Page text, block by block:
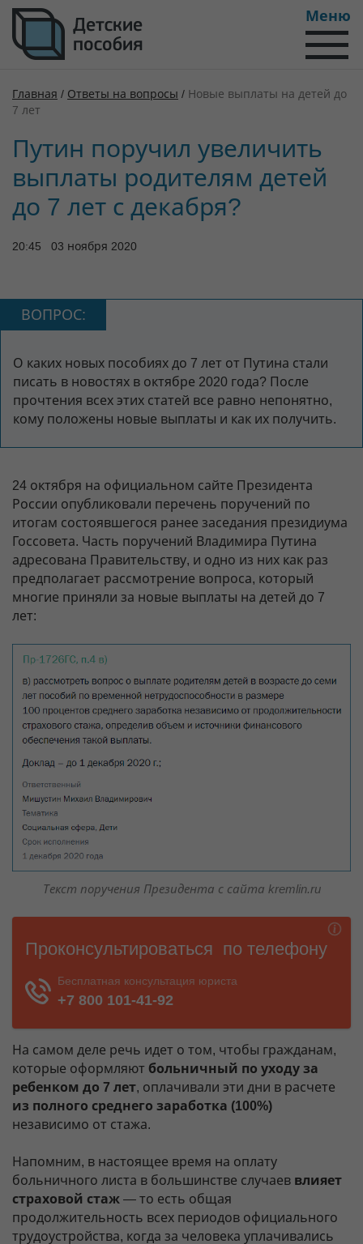
Меню
Главная / Ответы на вопросы / Новые выплаты на детей до
7 лет
Путин поручил увеличить
выплаты родителям детей
до 7 лет с декабря?
20:45 03 ноября 2020
ВОПРОС:
О каких новых пособиях до 7 лет от Путина стали
писать в новостях в октябре 2020 года? После
прочтения всех этих статей все равно непонятно,
кому положены новые выплаты и как их получить.
24 октября на официальном сайте Президента
России опубликовали перечень поручений по
итогам состоявшегося ранее заседания президиума
Госсовета. Часть поручений Владимира Путина
адресована Правительству, и одно из них как раз
предполагает рассмотрение вопроса, который
многие приняли за новые выплаты на детей до 7
лет:
Текст поручения Президента с сайта kremlin.ru
На самом деле речь идет о том, чтобы гражданам,
которые оформляют больничный по уходу за
ребенком до 7 лет, оплачивали эти дни в расчете
из полного среднего заработка (100%)
независимо от стажа.
Напомним, в настоящее время на оплату
больничного листа в большинстве случаев влияет
страховой стаж — то есть общая
продолжительность всех периодов официального
трудоустройства, когда за человека уплачивались